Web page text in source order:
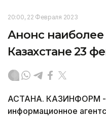
20:00, 22 Февраля 2023
Анонс
Казахстане 23
АСТАНА. КАЗИНФОРМ -
информационное